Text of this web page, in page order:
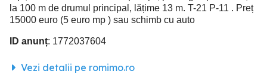
la 100 m de drumul principal, lățime 13 m. T-21 P-11 . Preț
15000 euro (5 euro mp ) sau schimb cu auto
ID anunț: 1772037604
Vezi detalii pe romimo.ro